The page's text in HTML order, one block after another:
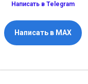
Написать в Telegram
Написать в MAX